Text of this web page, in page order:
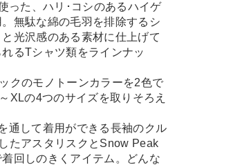
った、ハリ･コシのあるハイゲ
無駄な綿の毛羽を排除するシ
光沢感のある素材に仕上げて
るTシャツ類をラインナッ
クのモノトーンカラーを2色で
XLの4つのサイズを取りそろえ
通して着用ができる長袖のクル
たアスタリスクとSnow Peak
回しのきくアイテム。どんな